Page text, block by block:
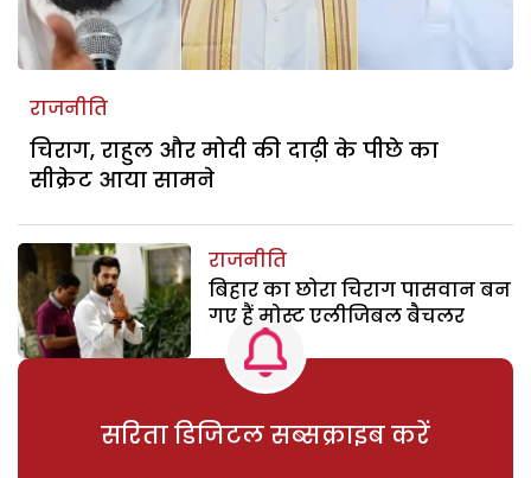
राजनीति
चिराग, राहुल और मोदी की दाढ़ी के पीछे का
सीक्रेट आया सामने
राजनीति
बिहार का छोरा चिराग पासवान बन
गए हैं मोस्‍ट एलीजिबल बैचलर
सरिता डिजिटल सब्सक्राइब करें